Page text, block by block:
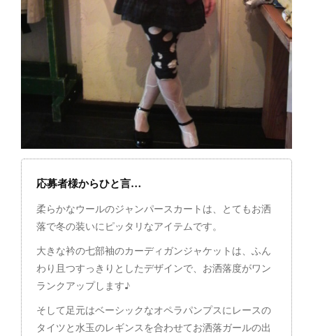
応募者様からひと言…
柔らかなウールのジャンパースカートは、とてもお洒
落で冬の装いにピッタリなアイテムです。
大きな衿の七部袖のカーディガンジャケットは、ふん
わり且つすっきりとしたデザインで、お洒落度がワン
ランクアップします♪
そして足元はベーシックなオペラパンプスにレースの
タイツと水玉のレギンスを合わせてお洒落ガールの出